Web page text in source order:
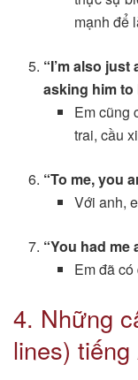
mạnh để
“I’m also
asking him to
Em cũng
trai, cầu
“To me, you
Với anh,
“You had me
Em đã
4. Những
lines)